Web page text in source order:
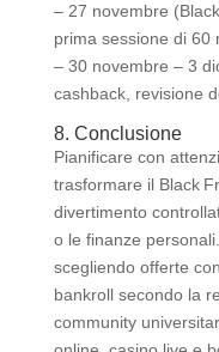
– 27 novembre
prima sessione di 60
– 30 novembre – 3
cashback, revisione
8. Conclusione
Pianificare con
trasformare il Black
divertimento
o le finanze
scegliendo offerte
bankroll secondo la
community